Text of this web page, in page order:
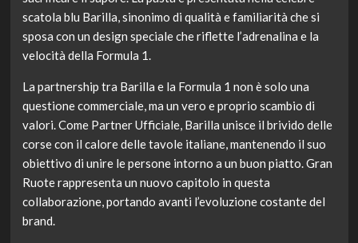
scatola blu Barilla, sinonimo di qualità e familiarità che si
sposa con un design speciale che riflette l’adrenalina e la
velocità della Formula 1.
La partnership tra Barilla e la Formula 1 non è solo una
questione commerciale, ma un vero e proprio scambio di
valori. Come Partner Ufficiale, Barilla unisce il brivido delle
corse con il calore delle tavole italiane, mantenendo il suo
obiettivo di unire le persone intorno a un buon piatto. Gran
Ruote rappresenta un nuovo capitolo in questa
collaborazione, portando avanti l’evoluzione costante del
brand.